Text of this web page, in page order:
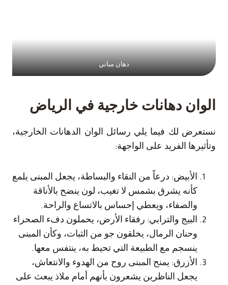
دهان مباني
الوان دهانات خارجية في الرياض
نستعرض لك فيما يلي رسائل الوان الدهانات الخارجية،
وتأثيرها الفريد على الواجهة:
الأبيض: درعاً من النقاء والبساطة، يجعل المبنى يلمع
كأنه يشرق بشمس لا تغيب، لون ينضح بالأناقة
والصفاء، ويعطي إحساس بالاتساع والراحة.
البيج والترابي: رفقاء الأرض، يحملون دفء الصحراء
وحنان الرمال، يخلقون جو من الثبات، وكأن المبنى
ينسجم مع الطبيعة التي تحيط به، ينتفس معها.
الأزرق: يمنح المبنى روح من الهدوء والانتعاش،
يجعل الناظرين يشعرون بأنهم أمام ملاذ يبعث على